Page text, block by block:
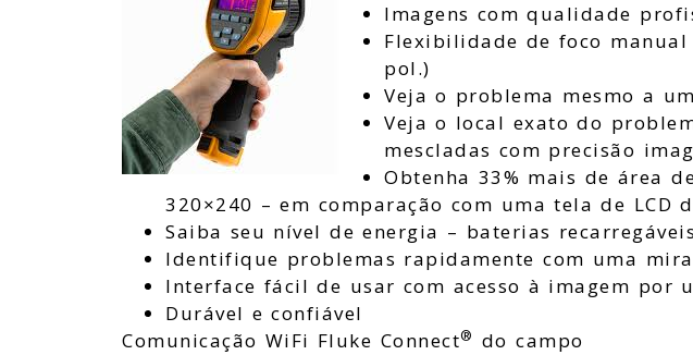
Imagens com qualidade
Flexibilidade de foco
pol.)
Veja o problema mesmo a
Veja o local exato do
mescladas com precisão
Obtenha 33% mais de área
320×240 – em comparação com uma tela de LCD
Saiba seu nível de energia – baterias
Identifique problemas rapidamente com uma
Interface fácil de usar com acesso à imagem por
Durável e confiável
Comunicação WiFi Fluke Connect® do campo